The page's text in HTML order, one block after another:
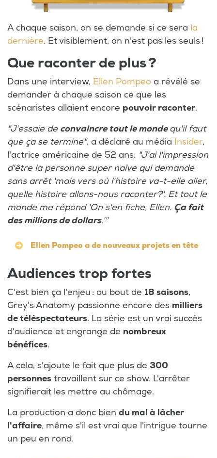
A chaque saison, on se demande si ce sera la
dernière. Et visiblement, on n'est pas les seuls !
Que raconter de plus ?
Dans une interview, Ellen Pompeo a révélé se
demander à chaque saison ce que les
scénaristes allaient encore pouvoir raconter.
"J'essaie de convaincre tout le mondequ'il faut
que ça se termine", a déclaré au média Insider,
l'actrice américaine de 52 ans. "J'ai l'impression
d'être la personne super naïve qui demande
sans arrêt 'mais vers où l'histoire va-t-elle aller,
quelle histoire allons-nous raconter?'. Et tout le
monde me répond 'On s'en fiche, Ellen. Ça fait
des millions de dollars.'"
Ellen Pompeo a de nouveaux projets en tête
Audiences trop fortes
C'est bien ça l'enjeu : au bout de 18 saisons,
Grey's Anatomy passionne encore des milliers
de téléspectateurs. La série est un vrai succès
d'audience et engrange de nombreux
bénéfices.
A cela, s'ajoute le fait que plus de 300
personnes travaillent sur ce show. L'arrêter
signifierait les mettre au chômage.
La production a donc bien du mal à lâcher
l'affaire, même s'il est vrai que l'intrigue tourne
un peu en rond.